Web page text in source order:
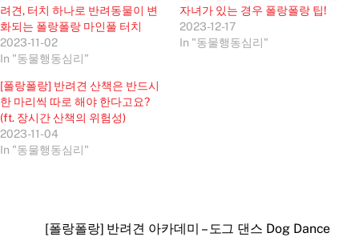
려견, 터치 하나로 반려동물이 변
화되는 폴랑폴랑 마인풀 터치
2023-11-02
In "동물행동심리"
자녀가 있는 경우 폴랑폴랑 팁!
2023-12-17
In "동물행동심리"
[폴랑폴랑] 반려견 산책은 반드시
한 마리씩 따로 해야 한다고요?
(ft. 장시간 산책의 위험성)
2023-11-04
In "동물행동심리"
[폴랑폴랑] 반려견 아카데미 – 도그 댄스 Dog Dance